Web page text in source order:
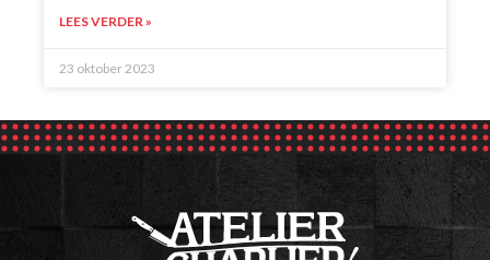
LEES VERDER »
23 oktober 2023